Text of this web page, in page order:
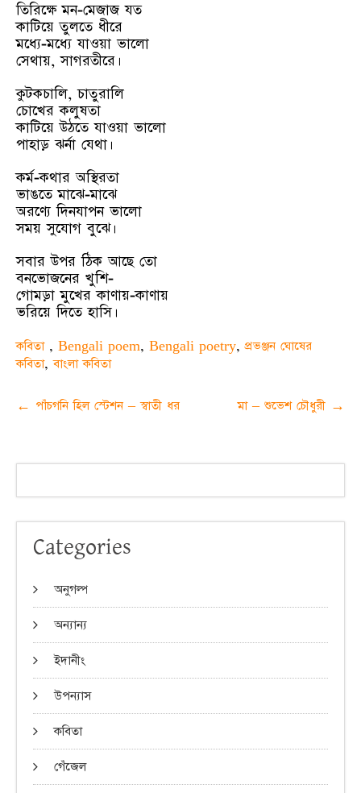
তিরিক্ষে মন-মেজাজ যত
কাটিয়ে তুলতে ধীরে
মধ্যে-মধ্যে যাওয়া ভালো
সেথায়, সাগরতীরে।
কুটকচালি, চাতুরালি
চোখের কলুষতা
কাটিয়ে উঠতে যাওয়া ভালো
পাহাড় ঝর্না যেথা।
কর্ম-কথার অস্থিরতা
ভাঙতে মাঝে-মাঝে
অরণ্যে দিনযাপন ভালো
সময় সুযোগ বুঝে।
সবার উপর ঠিক আছে তো
বনভোজনের খুশি-
গোমড়া মুখের কাণায়-কাণায়
ভরিয়ে দিতে হাসি।
কবিতা , Bengali poem, Bengali poetry,প্রভঞ্জন ঘোষের
কবিতা,বাংলা কবিতা
Post
← পাঁচগনি হিল স্টেশন – স্বাতী ধর মা – শুভেশ চৌধুরী →
Categories
অনুগল্প
অন্যান্য
ইদানীং
উপন্যাস
কবিতা
গেঁজেল